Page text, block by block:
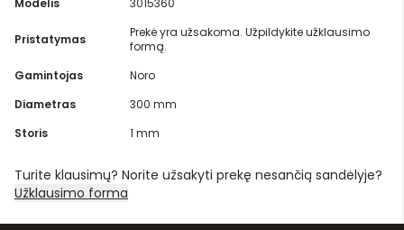
Modelis 3015360
Pristatymas
Prekė yra užsakoma. Užpildykite užklausimo
formą.
Gamintojas
Noro
Diametras
300 mm
Storis
1 mm
Turite klausimų? Norite užsakyti prekę nesančią sandėlyje?
Užklausimo forma